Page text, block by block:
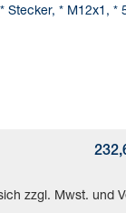
Stecker, * M12x1, *
zzgl. Mwst. und